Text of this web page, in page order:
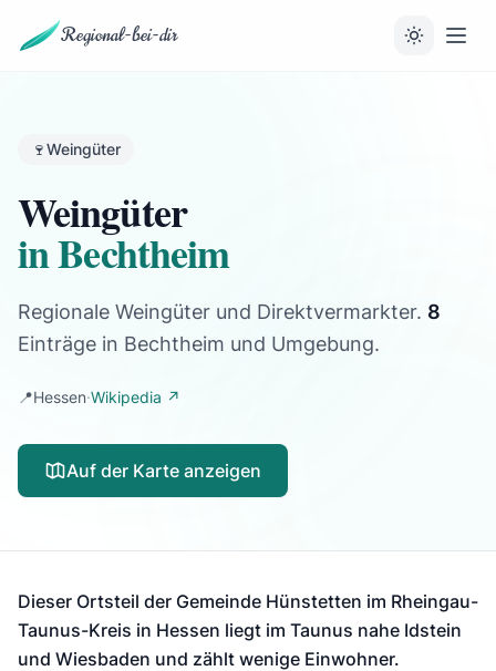
Regional-bei-dir
🍷Weingüter
Weingüter
in Bechtheim
Regionale Weingüter und Direktvermarkter. 8
Einträge in Bechtheim und Umgebung.
📍Hessen·Wikipedia ↗
Auf der Karte anzeigen
Dieser Ortsteil der Gemeinde Hünstetten im Rheingau-
Taunus-Kreis in Hessen liegt im Taunus nahe Idstein
und Wiesbaden und zählt wenige Einwohner.